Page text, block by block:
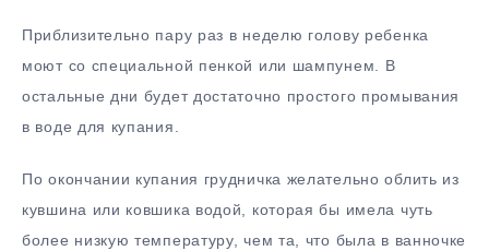
Приблизительно пару раз в неделю голову ребенка
моют со специальной пенкой или шампунем. В
остальные дни будет достаточно простого промывания
в воде для купания.
По окончании купания грудничка желательно облить из
кувшина или ковшика водой, которая бы имела чуть
более низкую температуру, чем та, что была в ванночке